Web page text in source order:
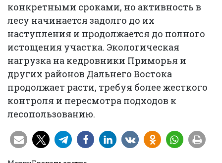
конкретными сроками, но активность в
лесу начинается задолго до их
наступления и продолжается до полного
истощения участка. Экологическая
нагрузка на кедровники Приморья и
других районов Дальнего Востока
продолжает расти, требуя более жесткого
контроля и пересмотра подходов к
лесопользованию.